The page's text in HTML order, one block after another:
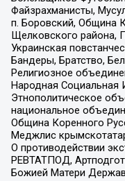
Файзрахманисты,
п. Боровский, Община
Щелковского района,
Украинская
Бандеры, Братство,
Религиозное
Народная Социальная
Этнополитическое
национальное
Община Коренного
Меджлис
О противодействии
РЕВТАТПОД,
Божией Матери